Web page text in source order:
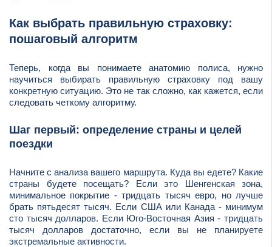
Как выбрать правильную страховку:
пошаговый алгоритм
Теперь, когда вы понимаете анатомию полиса, нужно
научиться выбирать правильную страховку под вашу
конкретную ситуацию. Это не так сложно, как кажется, если
следовать четкому алгоритму.
Шаг первый: определение страны и целей
поездки
Начните с анализа вашего маршрута. Куда вы едете? Какие
страны будете посещать? Если это Шенгенская зона,
минимальное покрытие - тридцать тысяч евро, но лучше
брать пятьдесят тысяч. Если США или Канада - минимум
сто тысяч долларов. Если Юго-Восточная Азия - тридцать
тысяч долларов достаточно, если вы не планируете
экстремальные активности.